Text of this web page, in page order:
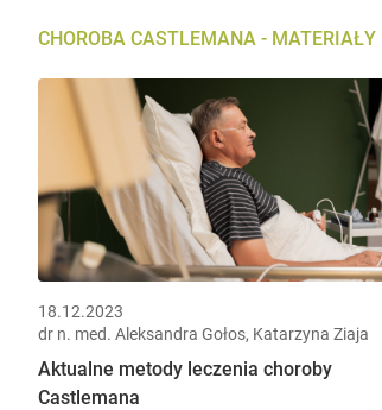
CHOROBA CASTLEMANA - MATERIAŁY
18.12.2023
dr n. med. Aleksandra Gołos, Katarzyna Ziaja
Aktualne metody leczenia choroby
Castlemana